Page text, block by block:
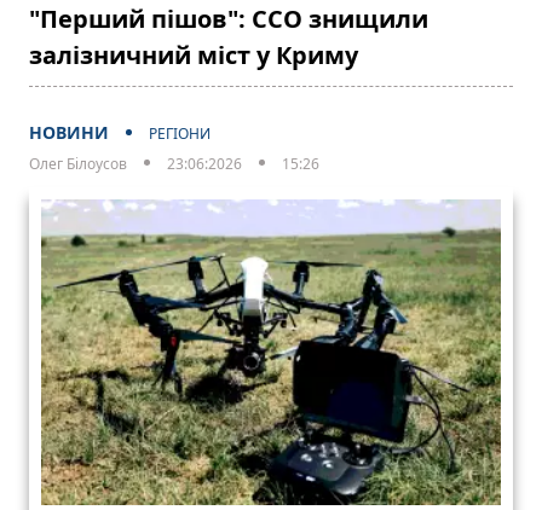
"Перший пішов": ССО знищили
залізничний міст у Криму
НОВИНИ
РЕГІОНИ
Олег Білоусов
23:06:2026 15:26